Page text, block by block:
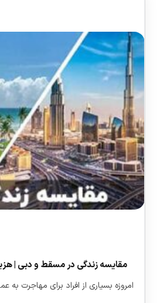
مقایسه زندگی در مسقط و دبی |
امروزه بسیاری از افراد برای مهاجرت به